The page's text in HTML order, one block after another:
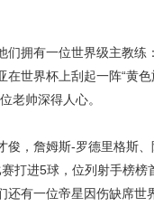
拥有一位世界级主教练
世界杯上刮起一阵“黄
老帅深得人心。
，詹姆斯-罗德里格斯、
打进5球，位列射手榜
有一位帝星因伤缺席世